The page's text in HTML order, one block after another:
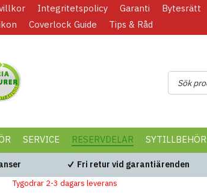
Integritetspolicy Garanti Bytesrätt
Coverlock Guide Tips & Råd
SERVICE RESERVDELAR SYTILLBEHÖR
Fri retur vid garantiärenden
Tygodrar 2-3 dagars leverans